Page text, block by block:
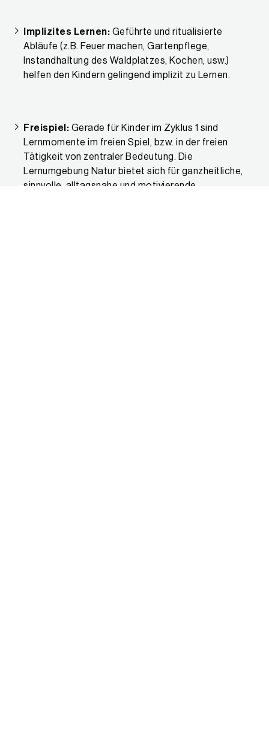
Implizites Lernen: Geführte und ritualisierte
Abläufe (z.B. Feuer machen, Gartenpflege,
Instandhaltung des Waldplatzes, Kochen, usw.)
helfen den Kindern gelingend implizit zu Lernen.
Freispiel: Gerade für Kinder im Zyklus 1 sind
Lernmomente im freien Spiel, bzw. in der freien
Tätigkeit von zentraler Bedeutung. Die
Lernumgebung Natur bietet sich für ganzheitliche,
sinnvolle, alltagsnahe und motivierende